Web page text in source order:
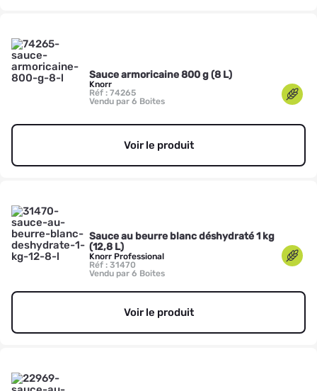
Sauce armoricaine 800 g (8 L)
Knorr
Réf : 74265
Vendu par 6 Boites
Voir le produit
Sauce au beurre blanc déshydraté 1 kg
(12,8 L)
Knorr Professional
Réf : 31470
Vendu par 6 Boites
Voir le produit